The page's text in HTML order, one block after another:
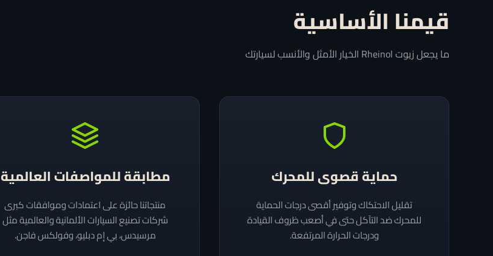
قيمنا الأساسية
ما يجعل زيوت Rheinol الخيار الأمثل والأنسب لسيارتك
حماية قصوى للمحرك
تقليل الاحتكاك وتوفير أقصى درجات الحماية
للمحرك ضد التآكل حتى في أصعب ظروف القيادة
ودرجات الحرارة المرتفعة.
مطابقة للمواصفات العالمية
منتجاتنا حائزة على اعتمادات وموافقات كبرى
شركات تصنيع السيارات الألمانية والعالمية مثل
مرسيدس، بي إم دبليو، وفولكس فاجن.